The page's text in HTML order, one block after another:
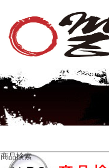
商品検索